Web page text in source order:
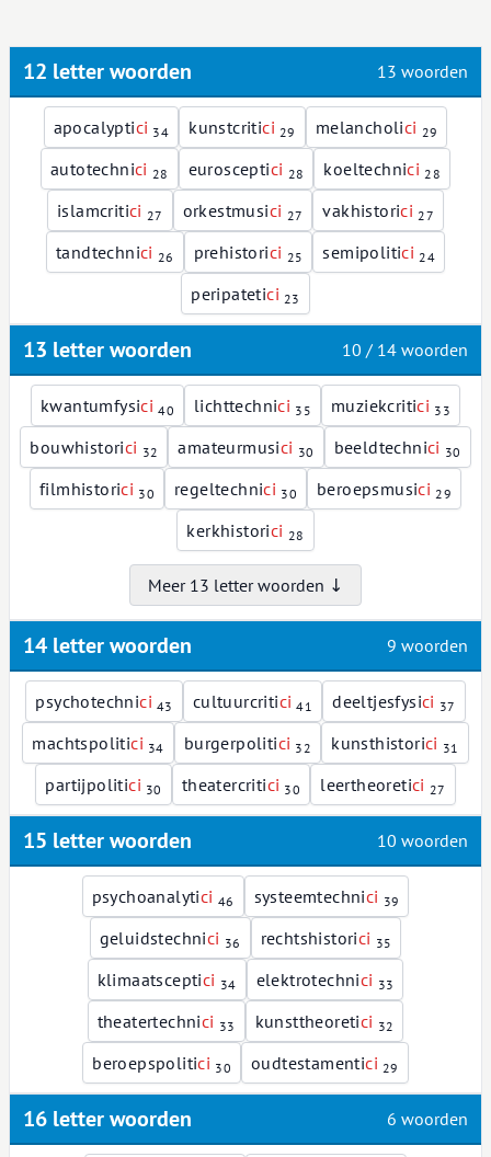
12 letter woorden 13 woorden
apocalyptici 34 kunstcritici 29 melancholici 29
autotechnici 28 eurosceptici 28 koeltechnici 28
islamcritici 27 orkestmusici 27 vakhistorici 27
tandtechnici 26 prehistorici 25 semipolitici 24
peripatetici 23
13 letter woorden 10 / 14 woorden
kwantumfysici 40 lichttechnici 35 muziekcritici 33
bouwhistorici 32 amateurmusici 30 beeldtechnici 30
filmhistorici 30 regeltechnici 30 beroepsmusici 29
kerkhistorici 28
Meer 13 letter woorden ↓
14 letter woorden 9 woorden
psychotechnici 43 cultuurcritici 41 deeltjesfysici 37
machtspolitici 34 burgerpolitici 32 kunsthistorici 31
partijpolitici 30 theatercritici 30 leertheoretici 27
15 letter woorden 10 woorden
psychoanalytici 46 systeemtechnici 39
geluidstechnici 36 rechtshistorici 35
klimaatsceptici 34 elektrotechnici 33
theatertechnici 33 kunsttheoretici 32
beroepspolitici 30 oudtestamentici 29
16 letter woorden 6 woorden